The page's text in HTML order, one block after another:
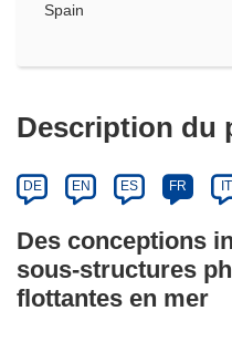
Spain
Description du
DE EN ES FR IT
Des conceptions
sous-structures
flottantes en mer